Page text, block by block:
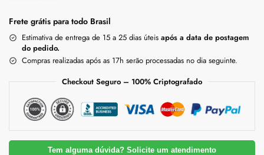
Frete grátis para todo Brasil
Estimativa de entrega de 15 a 25 dias úteis após a data de postagem
do pedido.
Compras realizadas após as 17h serão processadas no dia seguinte.
Checkout Seguro – 100% Criptografado
Tem alguma dúvida? Solicite um atendimento